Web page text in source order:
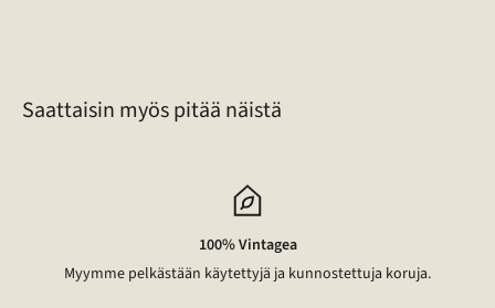
Saattaisin myös pitää näistä
100% Vintagea
Myymme pelkästään käytettyjä ja kunnostettuja koruja.